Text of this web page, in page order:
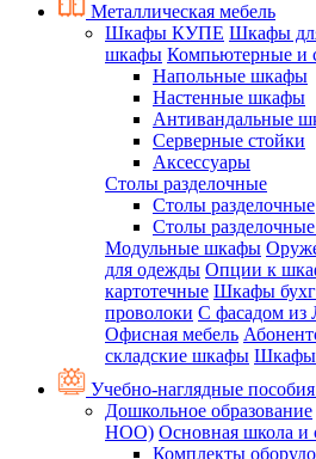
Металлическая мебель
Шкафы КУПЕ Шкафы
шкафы Компьютерные и
Напольные шкафы
Настенные шкафы
Антивандальные
Серверные стойки
Аксессуары
Столы разделочные
Столы разделочные
Столы
Модульные шкафы
для одежды Опции к
картотечные Шкафы
проволоки С фасадом
Офисная мебель
складские шкафы Шкафы
Учебно-наглядные
Дошкольное образование
НОО) Основная школа и
Комплекты